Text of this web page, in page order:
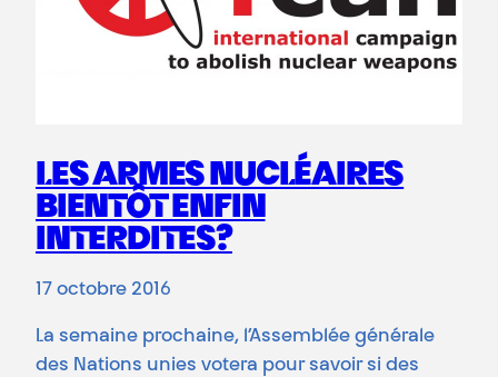
LES ARMES NUCLÉAIRES
BIENTÔT ENFIN
INTERDITES?
17 octobre 2016
La semaine prochaine, l’Assemblée générale
des Nations unies votera pour savoir si des